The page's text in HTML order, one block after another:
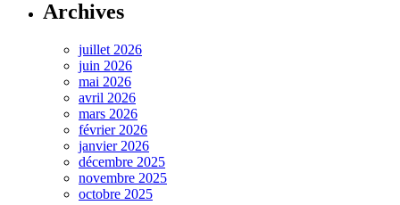
Archives
juillet 2026
juin 2026
mai 2026
avril 2026
mars 2026
février 2026
janvier 2026
décembre 2025
novembre 2025
octobre 2025